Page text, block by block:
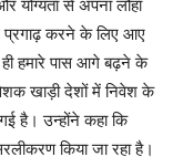
योग्यता से अपना लौहा
प्रगाढ़ करने के लिए आए
ही हमारे पास आगे बढ़ने के
खाड़ी देशों में निवेश के
है। उन्होंने कहा कि
किया जा रहा है।